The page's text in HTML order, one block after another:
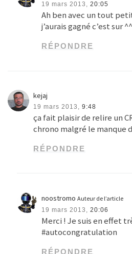
19 mars 2013, 20:05
Ah ben avec un tout
j’aurais gagné c’est sur ^^
RÉPONDRE
kejaj
19 mars 2013, 9:48
ça fait plaisir de relire un
chrono malgré le manque
RÉPONDRE
noostromo Auteur de l’article
19 mars 2013, 20:06
Merci ! Je suis en effet
#autocongratulation
RÉPONDRE